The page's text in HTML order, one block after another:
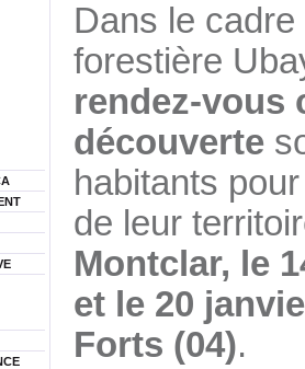
Dans le
forestière
rendez-vous
découverte
habitants
de leur
Montclar, le
et le 20
Forts (04).